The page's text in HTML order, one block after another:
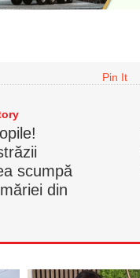
Pin It
scumpă
din